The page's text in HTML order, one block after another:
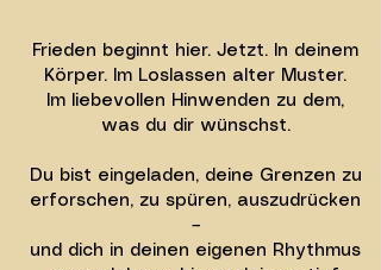
Frieden beginnt hier. Jetzt. In deinem
Körper. Im Loslassen alter Muster.
Im liebevollen Hinwenden zu dem,
was du dir wünschst.
Du bist eingeladen, deine Grenzen zu
erforschen, zu spüren, auszudrücken
–
und dich in deinen eigenen Rhythmus